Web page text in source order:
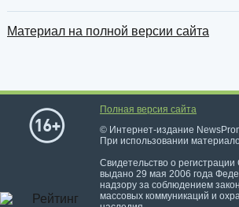
Материал на полной версии сайта
Полная версия сайта
© Интернет-издание
При использовании
Свидетельство о
выдано 29 мая 2006 года
надзору за соблюдением
массовых коммуникаций и